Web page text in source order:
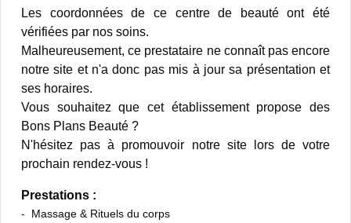
Les coordonnées de ce centre de beauté ont été
vérifiées par nos soins.
Malheureusement, ce prestataire ne connaît pas encore
notre site et n'a donc pas mis à jour sa présentation et
ses horaires.
Vous souhaitez que cet établissement propose des
Bons Plans Beauté ?
N'hésitez pas à promouvoir notre site lors de votre
prochain rendez-vous !
Prestations :
Massage & Rituels du corps